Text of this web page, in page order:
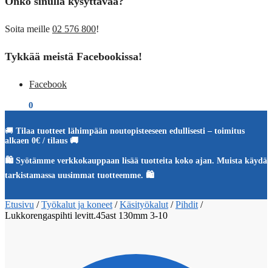
Soita meille 02 576 800!
Tykkää meistä Facebookissa!
Facebook
0
🚚 Tilaa tuotteet lähimpään noutopisteeseen edullisesti – toimitus
alkaen 0€ / tilaus 🚚
🛍️ Syötämme verkkokauppaan lisää tuotteita koko ajan. Muista käydä
tarkistamassa uusimmat tuotteemme. 🛍️
Etusivu /Työkalut ja koneet /Käsityökalut /Pihdit /
Lukkorengaspihti levitt.45ast 130mm 3-10